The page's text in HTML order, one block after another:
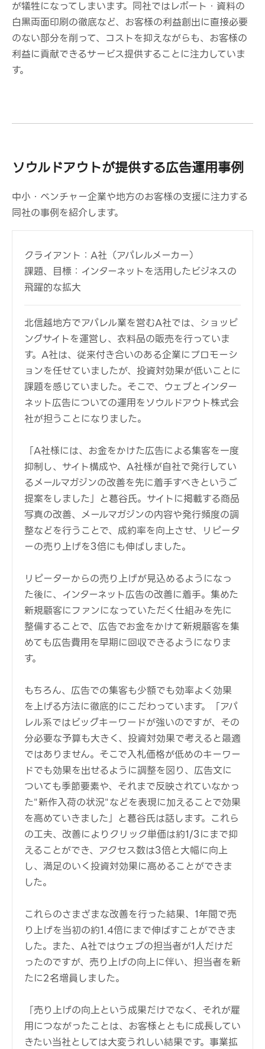
が犠牲になってしまいます。同社ではレポート・資料の
白黒両面印刷の徹底など、お客様の利益創出に直接必要
のない部分を削って、コストを抑えながらも、お客様の
利益に貢献できるサービス提供することに注力していま
す。
ソウルドアウトが提供する広告運用事例
中小・ベンチャー企業や地方のお客様の支援に注力する
同社の事例を紹介します。
クライアント：A社（アパレルメーカー）
課題、目標：インターネットを活用したビジネスの
飛躍的な拡大
北信越地方でアパレル業を営むA社では、ショッピ
ングサイトを運営し、衣料品の販売を行っていま
す。A社は、従来付き合いのある企業にプロモーシ
ョンを任せていましたが、投資対効果が低いことに
課題を感じていました。そこで、ウェブとインター
ネット広告についての運用をソウルドアウト株式会
社が担うことになりました。
「A社様には、お金をかけた広告による集客を一度
抑制し、サイト構成や、A社様が自社で発行してい
るメールマガジンの改善を先に着手すべきというご
提案をしました」と葛谷氏。サイトに掲載する商品
写真の改善、メールマガジンの内容や発行頻度の調
整などを行うことで、成約率を向上させ、リピータ
ーの売り上げを3倍にも伸ばしました。
リピーターからの売り上げが見込めるようになっ
た後に、インターネット広告の改善に着手。集めた
新規顧客にファンになっていただく仕組みを先に
整備することで、広告でお金をかけて新規顧客を集
めても広告費用を早期に回収できるようになりま
す。
もちろん、広告での集客も少額でも効率よく効果
を上げる方法に徹底的にこだわっています。「アパ
レル系ではビッグキーワードが強いのですが、その
分必要な予算も大きく、投資対効果で考えると最適
ではありません。そこで入札価格が低めのキーワー
ドでも効果を出せるように調整を図り、広告文に
ついても季節要素や、それまで反映されていなかっ
た"新作入荷の状況"などを表現に加えることで効果
を高めていきました」と葛谷氏は話します。これら
の工夫、改善によりクリック単価は約1/3にまで抑
えることができ、アクセス数は3倍と大幅に向上
し、満足のいく投資対効果に高めることができま
した。
これらのさまざまな改善を行った結果、1年間で売
り上げを当初の約1.4倍にまで伸ばすことができま
した。また、A社ではウェブの担当者が1人だけだ
ったのですが、売り上げの向上に伴い、担当者を新
たに2名増員しました。
「売り上げの向上という成果だけでなく、それが雇
用につながったことは、お客様とともに成長してい
きたい当社としては大変うれしい結果です。事業拡